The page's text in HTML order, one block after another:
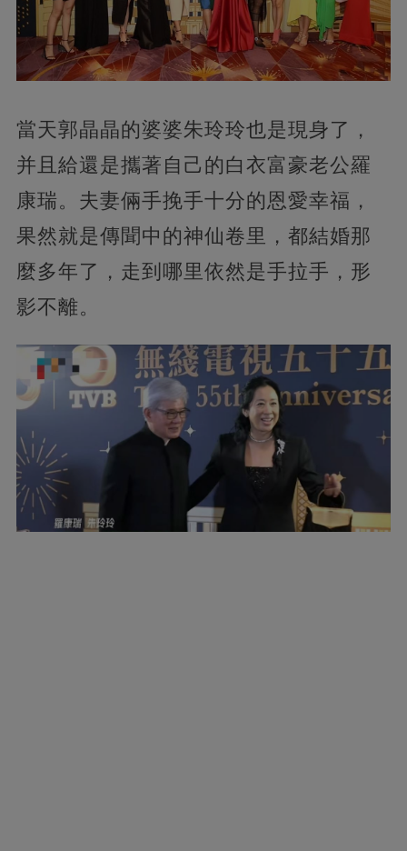
當天郭晶晶的婆婆朱玲玲也是現身了，
并且給還是攜著自己的白衣富豪老公羅
康瑞。夫妻倆手挽手十分的恩愛幸福，
果然就是傳聞中的神仙卷里，都結婚那
麼多年了，走到哪里依然是手拉手，形
影不離。